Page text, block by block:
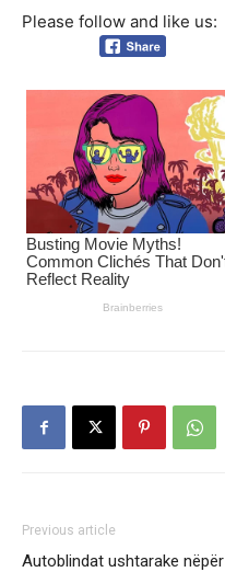
Please follow and like us:
Previous article
Autoblindat ushtarake nëpër